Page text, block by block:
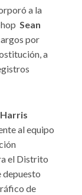
a la
Sean
por
a
Harris
al equipo
el Distrito
depuesto
de